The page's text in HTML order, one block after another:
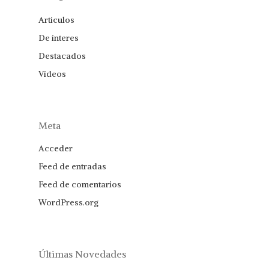
Articulos
De interes
Destacados
Videos
Meta
Acceder
Feed de entradas
Feed de comentarios
WordPress.org
Últimas Novedades